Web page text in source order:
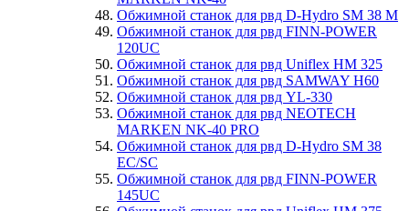
Обжимной станок для рвд D-Hydro SM 38 M
Обжимной станок для рвд FINN-POWER
120UC
Обжимной станок для рвд Uniflex HM 325
Обжимной станок для рвд SAMWAY H60
Обжимной станок для рвд YL-330
Обжимной станок для рвд NEOTECH
MARKEN NK-40 PRO
Обжимной станок для рвд D-Hydro SM 38
EC/SC
Обжимной станок для рвд FINN-POWER
145UC